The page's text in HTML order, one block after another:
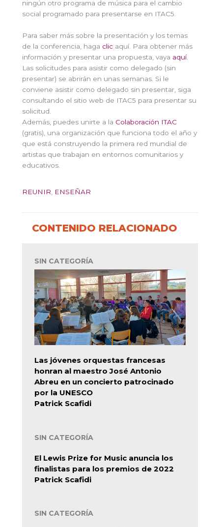
ningún otro programa de música para el cambio
social programado para presentarse en ITAC5.
Para saber más sobre la presentación y los temas
de la conferencia, haga clic aquí. Para obtener más
información y presentar una propuesta, vaya aquí.
Las solicitudes para asistir como delegado (sin
presentar) se abrirán en unas semanas. Si le
conviene asistir como delegado sin presentar, siga
consultando el sitio web de ITAC5 para presentar su
solicitud.
Además, puedes unirte a la Colaboración ITAC
(gratis), una organización que funciona todo el año y
que está construyendo la primera red mundial de
artistas que trabajan en entornos comunitarios y
educativos.
REUNIR, ENSEÑAR
CONTENIDO RELACIONADO
SIN CATEGORÍA
Las jóvenes orquestas francesas
honran al maestro José Antonio
Abreu en un concierto patrocinado
por la UNESCO
Patrick Scafidi
SIN CATEGORÍA
El Lewis Prize for Music anuncia los
finalistas para los premios de 2022
Patrick Scafidi
SIN CATEGORÍA